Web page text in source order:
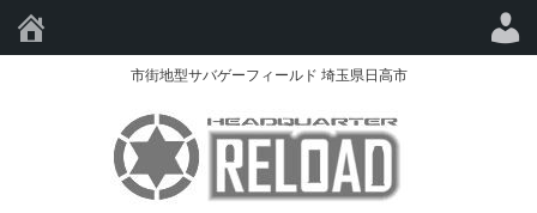
市街地型サバゲーフィールド 埼玉県日高市